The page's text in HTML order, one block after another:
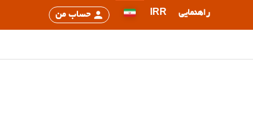
راهنمایی IRR حساب من